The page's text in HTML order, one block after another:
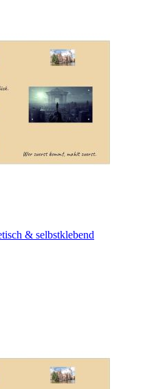
& selbstklebend